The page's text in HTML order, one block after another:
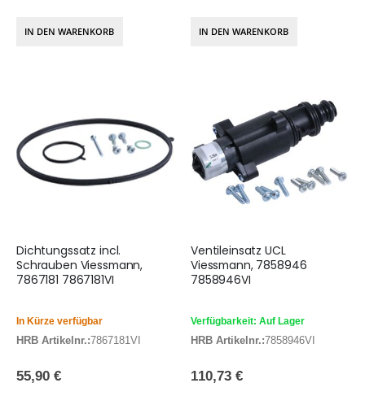
IN DEN WARENKORB IN DEN WARENKORB
Dichtungssatz incl.
Schrauben Viessmann,
7867181 7867181VI
In Kürze verfügbar
HRB Artikelnr.:7867181VI
55,90 €
Ventileinsatz UCL
Viessmann, 7858946
7858946VI
Verfügbarkeit: Auf Lager
HRB Artikelnr.:7858946VI
110,73 €